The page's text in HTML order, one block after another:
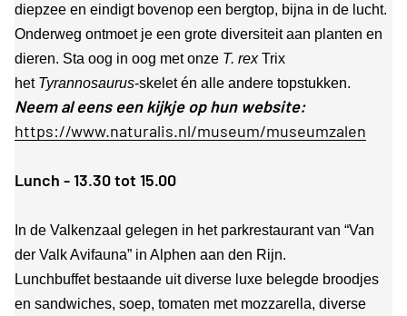
diepzee en eindigt bovenop een bergtop, bijna in de lucht.
Onderweg ontmoet je een grote diversiteit aan planten en
dieren. Sta oog in oog met onze T. rexTrix
het Tyrannosaurus-skelet én alle andere topstukken.
Neem al eens een kijkje op hun website:
https://www.naturalis.nl/museum/museumzalen
Lunch - 13.30 tot 15.00
In de Valkenzaal gelegen in het parkrestaurant van “Van
der Valk Avifauna” in Alphen aan den Rijn.
Lunchbuffet bestaande uit diverse luxe belegde broodjes
en sandwiches, soep, tomaten met mozzarella, diverse